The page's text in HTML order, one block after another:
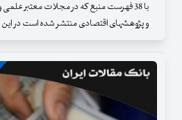
با 38 فهرست منبع که در مجلات معتبر
و پژوهشهای اقتصادی منتشر شده است در این